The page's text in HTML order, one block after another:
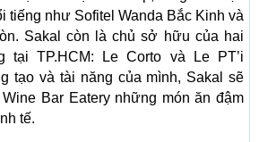
tiếng như Sofitel Wanda Bắc Kinh và
Sakal còn là chủ sở hữu của hai
tại TP.HCM: Le Corto và Le PT’i
tạo và tài năng của mình, Sakal sẽ
Bar Eatery những món ăn đậm
tế.